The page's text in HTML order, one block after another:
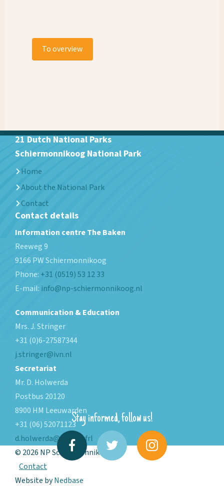
To overview
Stay informed, follow us!
21 Dutch National Parks
Schiermonnikoog National Park
Home
About the National Park
Contact
Contact details
Information centre The Baken
Reeweg 9
9166 PWSchiermonnikoog
Phone: +31 (0519) 53 12 33
E-mail: info@np-schiermonnikoog.nl
Communication & Education
Mrs. J. Stringer
+31 (0)6-27587344
j.stringer@ivn.nl
Secretariat
Mr. D. Holwerda
Postbus 20120
8900 HM Leeuwarden
+31 (06) 52071123
d.holwerda@fryslan.frl
© 2026 NP Schiermonnikoog
Contact
Website byNedbase